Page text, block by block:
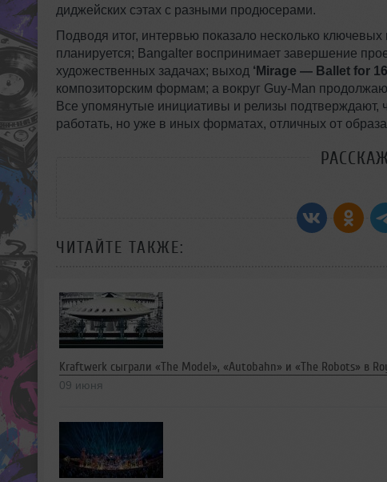
диджейских сэтах с разными продюсерами.
Подводя итог, интервью показало несколько
планируется; Bangalter воспринимает завершение
художественных задачах; выход ‘Mirage — Ballet for
композиторским формам; а вокруг Guy‑Man
Все упомянутые инициативы и релизы подтверждают,
работать, но уже в иных форматах, отличных от
ЧИТАЙТЕ ТАКЖЕ:
Kraftwerk сыграли «The Model», «Autobahn» и «The Robots» в
09 июня